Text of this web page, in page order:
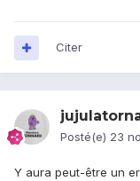
Citer
Posté(e) 23
Y aura peut-être un